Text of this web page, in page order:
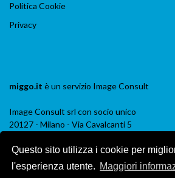
Questo sito utilizza i cookie per
l'esperienza utente. Maggiori
Politica Cookie
Privacy
miggo.it è un servizio Image Consult
Image Consult srl con socio unico
20127 - Milano - Via Cavalcanti 5
P.IVA e C.F. 03383650961
REA 1673647 CCIAA Milano Monza Brianza